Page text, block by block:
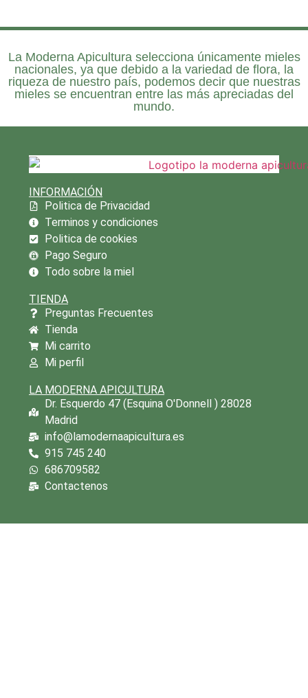
La Moderna Apicultura selecciona únicamente mieles
nacionales, ya que debido a la variedad de flora, la
riqueza de nuestro país, podemos decir que nuestras
mieles se encuentran entre las más apreciadas del
mundo.
INFORMACIÓN
Politica de Privacidad
Terminos y condiciones
Politica de cookies
Pago Seguro
Todo sobre la miel
TIENDA
Preguntas Frecuentes
Tienda
Mi carrito
Mi perfil
LA MODERNA APICULTURA
Dr. Esquerdo 47 (Esquina O'Donnell ) 28028
Madrid
info@lamodernaapicultura.es
915 745 240
686709582
Contactenos